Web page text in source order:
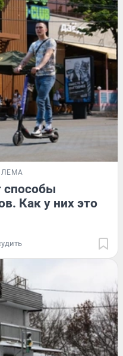
способы
Как у них это